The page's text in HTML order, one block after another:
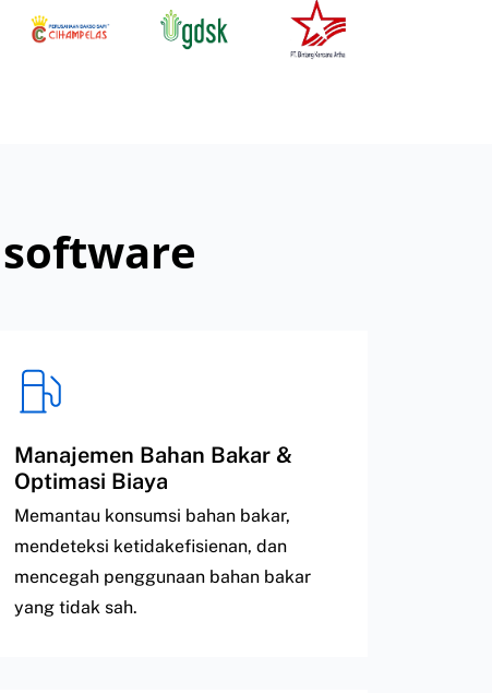
Manajemen Bahan Bakar &
Optimasi Biaya
Memantau konsumsi bahan bakar,
mendeteksi ketidakefisienan, dan
mencegah penggunaan bahan bakar
yang tidak sah.